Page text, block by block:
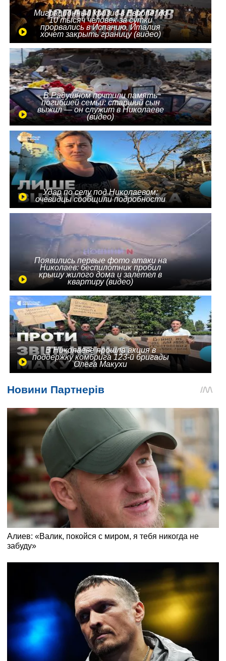
Миграционный кризис в Европе: до
10 тысяч человек за сутки
прорвались в Испанию, Италия
хочет закрыть границу (видео)
В Радушном почтили память
погибшей семьи: старший сын
выжил — он служит в Николаеве
(видео)
Удар по селу под Николаевом:
очевидцы сообщили подробности
Появились первые фото атаки на
Николаев: беспилотник пробил
крышу жилого дома и залетел в
квартиру (видео)
В Николаеве прошла акция в
поддержку комбрига 123-й бригады
Олега Макухи